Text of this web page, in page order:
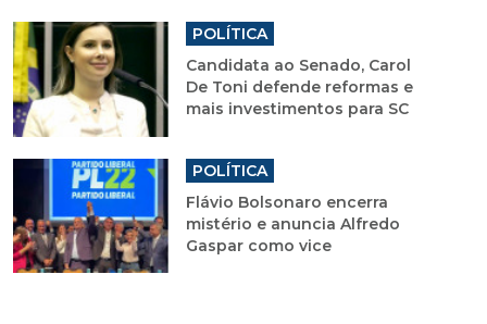
POLÍTICA
Candidata ao Senado, Carol
De Toni defende reformas e
mais investimentos para SC
POLÍTICA
Flávio Bolsonaro encerra
mistério e anuncia Alfredo
Gaspar como vice